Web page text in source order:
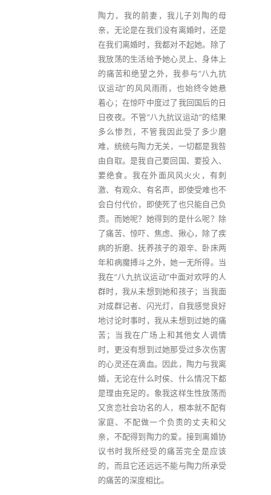
陶力，我的前妻，我儿子刘陶的母
亲，无论是在我们没有离婚时，还是
在我们离婚时，我都对不起她。除了
我放荡的生活给予她心灵上、身体上
的痛苦和绝望之外，我参与“八九抗
议运动”的风风雨雨，也始终令她悬
着心；在惊吓中度过了我回国后的日
日夜夜。不管“八九抗议运动”的结果
多么惨烈，不管我因此受了多少磨
难，统统与陶力无关，一切都是我咎
由自取。是我自己要回国、要投入、
要绝食。我在外面风风火火，有刺
激、有观众、有名声，即使受难也不
会白付代价，即使死了也只能自己负
责。而她呢？她得到的是什么呢？除
了痛苦、惊吓、焦虑、揪心，除了疾
病的折磨、抚养孩子的艰辛、卧床两
年和病魔搏斗之外，她一无所得。当
我在“八九抗议运动”中面对欢呼的人
群时，我从未想到她和孩子；当我面
对成群记者、闪光灯，自我感觉良好
地讨论时事时，我从未想到过她的痛
苦；当我在广场上和其他女人调情
时，更没有想到过她那受过多次伤害
的心灵还在滴血。因此，陶力与我离
婚，无论在什么时侯、什么情况下都
是理由充足的。象我这样生性放荡而
又贪恋社会功名的人，根本就不配有
家庭、不配做一个负责的丈夫和父
亲，不配得到陶力的爱。接到离婚协
议书时我所经受的痛苦完全是应该
的，而且它还远远不能与陶力所承受
的痛苦的深度相比。